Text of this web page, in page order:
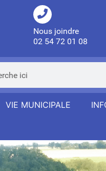
Nous joindre
02 54 72 01 08
VIE MUNICIPALE